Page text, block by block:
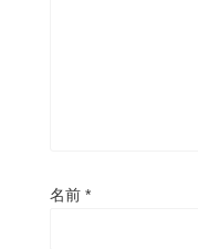
名前 *